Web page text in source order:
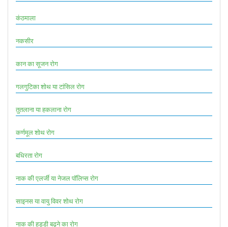
कंठमाला
नकसीर
कान का सूजन रोग
गलगुटिका शोथ या टांसिल रोग
तुतलाना या हकलाना रोग
कर्णमूल शोथ रोग
बधिरता रोग
नाक की एलर्जी या नेजल पॉलिप्स रोग
साइनस या वायु विवर शोथ रोग
नाक की हड्डी बढ़ने का रोग